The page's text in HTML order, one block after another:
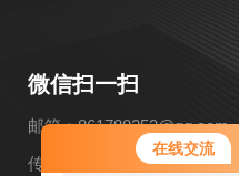
在线交流
您好！欢迎前来咨询
服务，请问您要咨询
微信扫一扫
邮箱：861788253@qq.com
传真：86-021-57858216